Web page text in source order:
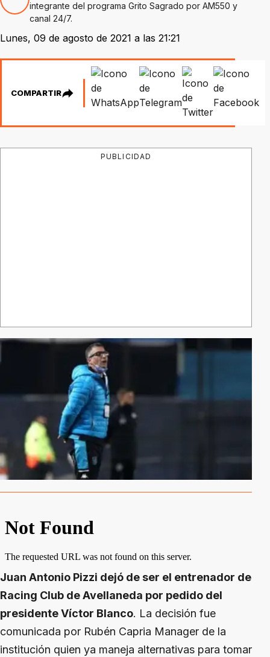
integrante del programa Grito Sagrado por AM550 y
canal 24/7.
Lunes, 09 de agosto de 2021 a las 21:21
COMPARTIR
PUBLICIDAD
Juan Antonio Pizzi dejó de ser el entrenador de
Racing Club de Avellaneda por pedido del
presidente Víctor Blanco. La decisión fue
comunicada por Rubén Capria Manager de la
institución quien ya maneja alternativas para tomar